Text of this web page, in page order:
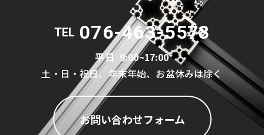
TEL 076-463-5578
平日 9:00~17:00
土・日・祝日、年末年始、お盆休みは除く
お問い合わせフォーム